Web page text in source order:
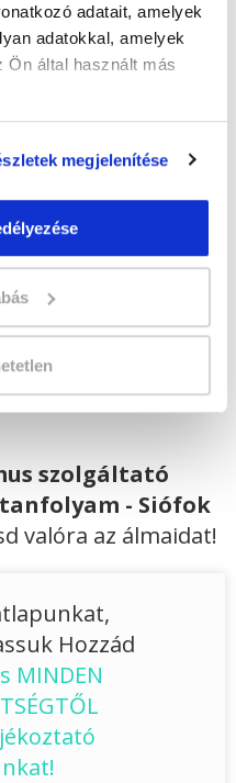
adatait, amelyek
adatokkal, amelyek
Ön által használt más
megjelenítése
25
+ minden
Esküvőszervező
szolgáltató
- Siófok
valóra az álmaidat!
Hozzád
MINDEN